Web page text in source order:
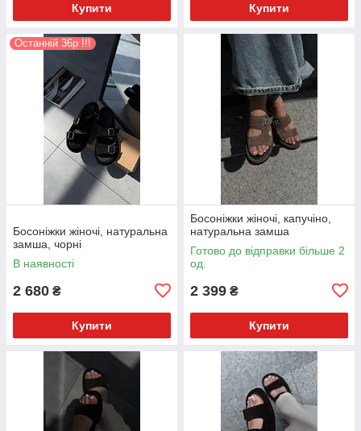
Купити Купити
Останній 36р !!!
Босоніжки жіночі, натуральна
замша, чорні
В наявності
2 680 ₴
Купити
Босоніжки жіночі, капучіно,
натуральна замша
Готово до відправки більше 2
од.
2 399 ₴
Купити